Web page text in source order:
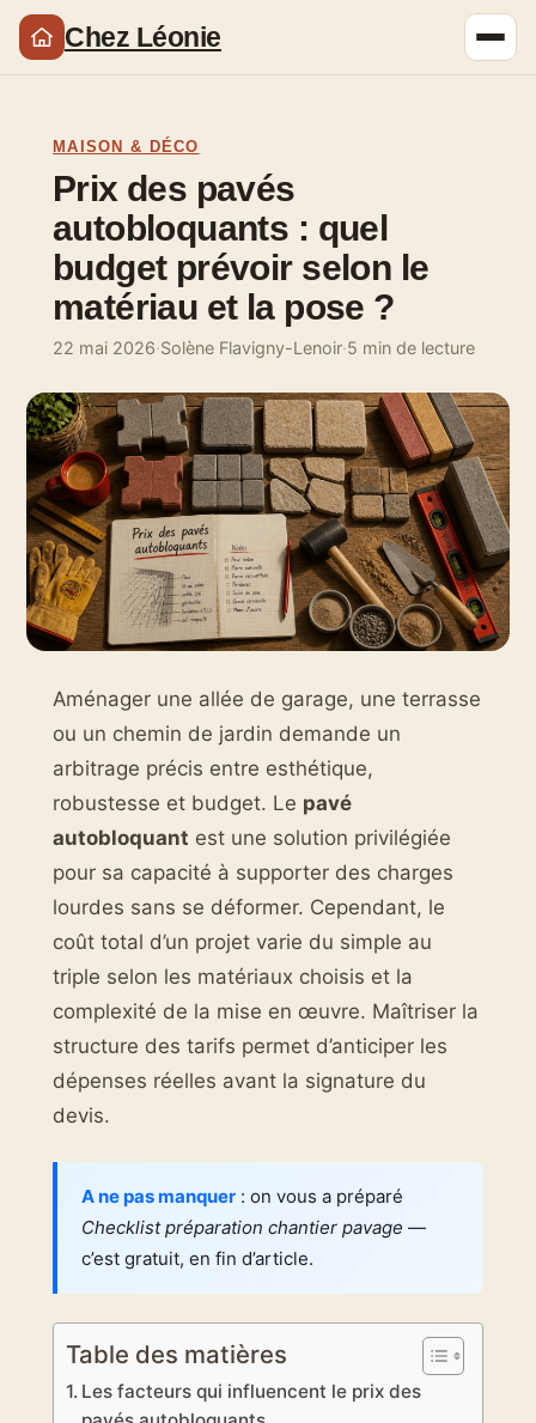
Chez Léonie
MAISON & DÉCO
Prix des pavés
autobloquants : quel
budget prévoir selon le
matériau et la pose ?
22 mai 2026·Solène Flavigny-Lenoir·5 min de lecture
Aménager une allée de garage, une terrasse
ou un chemin de jardin demande un
arbitrage précis entre esthétique,
robustesse et budget. Le pavé
autobloquant est une solution privilégiée
pour sa capacité à supporter des charges
lourdes sans se déformer. Cependant, le
coût total d’un projet varie du simple au
triple selon les matériaux choisis et la
complexité de la mise en œuvre. Maîtriser la
structure des tarifs permet d’anticiper les
dépenses réelles avant la signature du
devis.
A ne pas manquer : on vous a préparé
Checklist préparation chantier pavage —
c’est gratuit, en fin d’article.
Table des matières
Les facteurs qui influencent le prix des